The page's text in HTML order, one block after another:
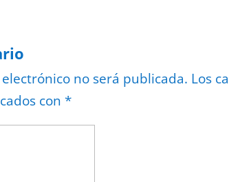
no será publicada. Los
con *